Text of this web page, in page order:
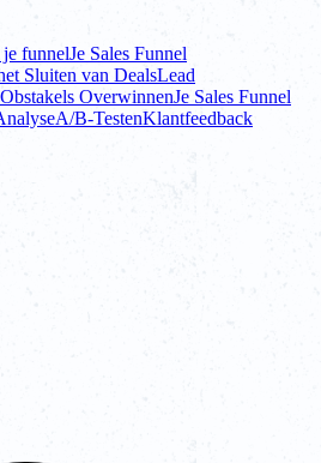
funnelJe Sales Funnel
Sluiten van DealsLead
Obstakels OverwinnenJe Sales Funnel
A/B-TestenKlantfeedback